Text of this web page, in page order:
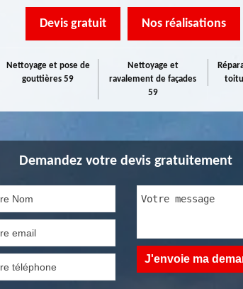
Devis gratuit Nos réalisations
Nettoyage et pose de
gouttières 59
Nettoyage et
ravalement de façades
59
Demandez votre devis gratuitement